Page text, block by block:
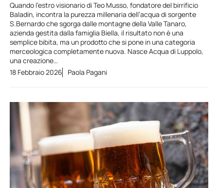
Quando l’estro visionario di Teo Musso, fondatore del birrificio
Baladin, incontra la purezza millenaria dell’acqua di sorgente
S.Bernardo che sgorga dalle montagne della Valle Tanaro,
azienda gestita dalla famiglia Biella, il risultato non è una
semplice bibita, ma un prodotto che si pone in una categoria
merceologica completamente nuova. Nasce Acqua di Luppolo,
una creazione…
18 Febbraio 2026
Paola Pagani